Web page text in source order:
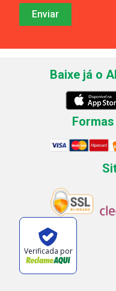
Baixe já o
Verificada por